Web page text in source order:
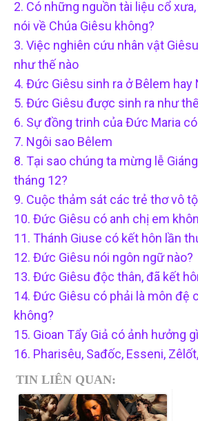
2. Có những nguồn tài liệu cổ
nói về Chúa Giêsu không?
3. Việc nghiên cứu nhân vật
như thế nào
4. Đức Giêsu sinh ra ở Bêlem hay
5. Đức Giêsu được sinh ra như
6. Sự đồng trinh của Đức Maria
7. Ngôi sao Bêlem
8. Tại sao chúng ta mừng lễ
tháng 12?
9. Cuộc thảm sát các trẻ thơ vô
10. Đức Giêsu có anh chị em
11. Thánh Giuse có kết hôn lần
12. Đức Giêsu nói ngôn ngữ nào?
13. Đức Giêsu độc thân, đã kết
14. Đức Giêsu có phải là môn đệ
không?
15. Gioan Tẩy Giả có ảnh hưởng
16. Pharisêu, Sađốc, Esseni,
TIN LIÊN QUAN: